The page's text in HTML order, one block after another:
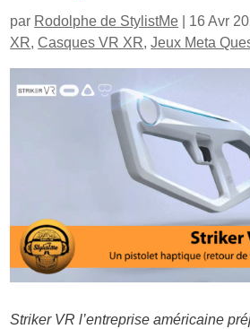
par Rodolphe de StylistMe 16 Avr
XR,Casques VR XR,Jeux Meta
Striker VR l’entreprise américaine